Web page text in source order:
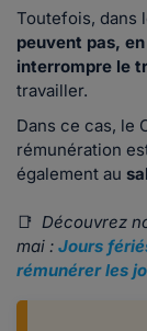
Toutefois, dans
peuvent pas,
interrompre le
travailler.
Dans ce cas, le
rémunération
également au
📑 Découvrez
mai : Jours
rémunérer les